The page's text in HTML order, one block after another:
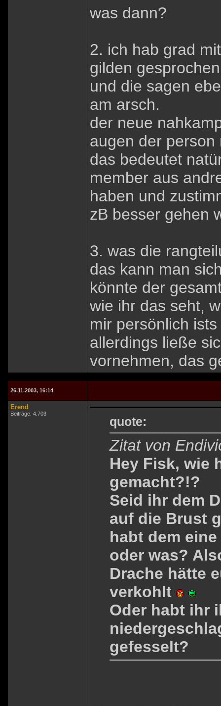
was dann?
2. ich hab grad
gilden
und die sagen
am arsch.
der neue
augen der
das bedeutet
member aus
haben und
zB besser gehen
3. was die
das kann man
könnte der
wie ihr das seht,
mir persönlich
allerdings ließe
vornehmen, das
26.11.2003, 16:14
Erend
Beiträge: 4.703
quote:
Zitat von
Hey Fisk, wie
gemacht?!?
Seid ihr dem
auf die Brust
habt dem
oder was?
Drache hätte
verkohlt
Oder habt ihr
gefesselt?